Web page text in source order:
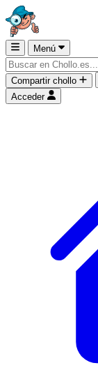
Menú
Compartir chollo
Acceder